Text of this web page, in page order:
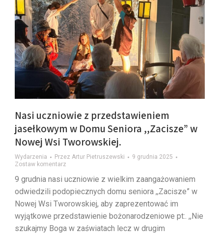
Nasi uczniowie z przedstawieniem
jasełkowym w Domu Seniora ,,Zacisze” w
Nowej Wsi Tworowskiej.
Wydarzenia Przez Artur Pietruszewski
9 grudnia 2025
Zostaw komentarz
9 grudnia nasi uczniowie z wielkim zaangażowaniem
odwiedzili podopiecznych domu seniora ,,Zacisze” w
Nowej Wsi Tworowskiej, aby zaprezentować im
wyjątkowe przedstawienie bożonarodzeniowe pt:. ,,Nie
szukajmy Boga w zaświatach lecz w drugim